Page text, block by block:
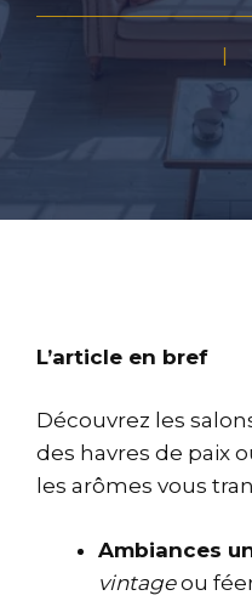
L’article en bref
Découvrez les
des havres de paix
les arômes vous
Ambiances
vintageou